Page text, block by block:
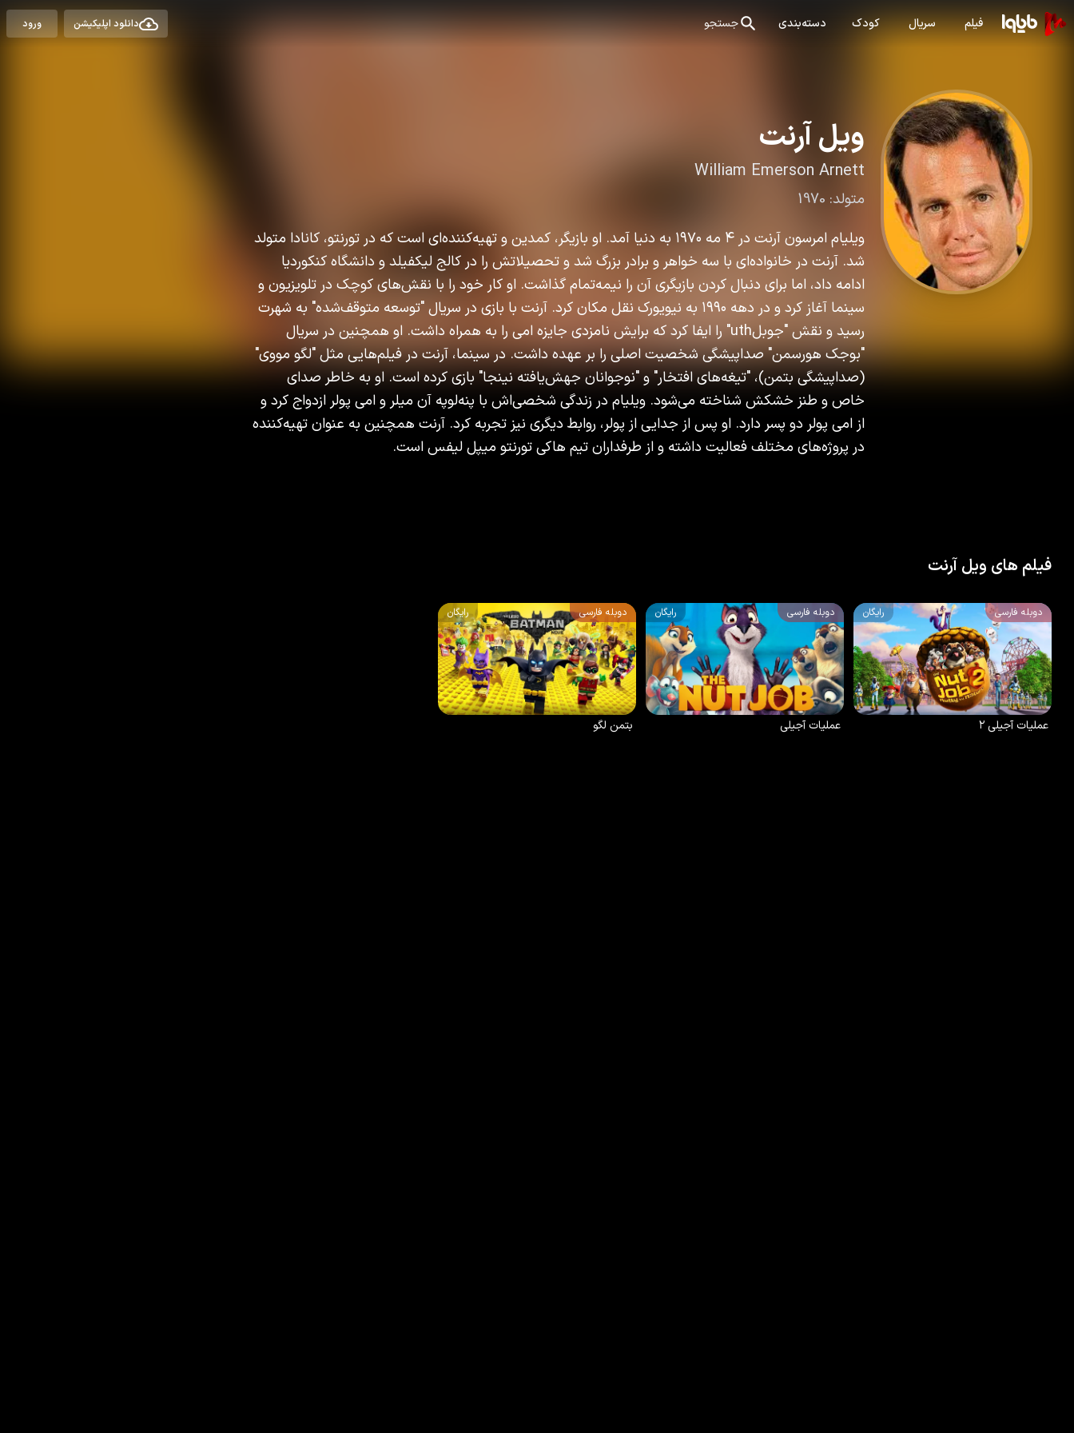
فیلم سریال کودک دسته‌بندی جستجو دانلود اپلیکیشن ورود
ویل آرنت
William Emerson Arnett
متولد: 1970
ویلیام امرسون آرنت در ۴ مه ۱۹۷۰ به دنیا آمد. او بازیگر، کمدین و تهیه‌کننده‌ای است که در تورنتو، کانادا متولد
شد. آرنت در خانواده‌ای با سه خواهر و برادر بزرگ شد و تحصیلاتش را در کالج لیکفیلد و دانشگاه کنکوردیا
ادامه داد، اما برای دنبال کردن بازیگری آن را نیمه‌تمام گذاشت. او کار خود را با نقش‌های کوچک در تلویزیون و
سینما آغاز کرد و در دهه ۱۹۹۰ به نیویورک نقل مکان کرد. آرنت با بازی در سریال "توسعه متوقف‌شده" به شهرت
رسید و نقش "جوبلuth" را ایفا کرد که برایش نامزدی جایزه امی را به همراه داشت. او همچنین در سریال
"بوجک هورسمن" صداپیشگی شخصیت اصلی را بر عهده داشت. در سینما، آرنت در فیلم‌هایی مثل "لگو مووی"
(صداپیشگی بتمن)، "تیغه‌های افتخار" و "نوجوانان جهش‌یافته نینجا" بازی کرده است. او به خاطر صدای
خاص و طنز خشکش شناخته می‌شود. ویلیام در زندگی شخصی‌اش با پنه‌لوپه آن میلر و امی پولر ازدواج کرد و
از امی پولر دو پسر دارد. او پس از جدایی از پولر، روابط دیگری نیز تجربه کرد. آرنت همچنین به عنوان تهیه‌کننده
در پروژه‌های مختلف فعالیت داشته و از طرفداران تیم هاکی تورنتو میپل لیفس است.
فیلم های ویل آرنت
دوبله فارسی رایگان
2017
67%
5.5/10
عملیات آجیلی ۲
دوبله فارسی رایگان
2014
5.7/10
عملیات آجیلی
دوبله فارسی رایگان
2017
67%
7.3/10
بتمن لگو